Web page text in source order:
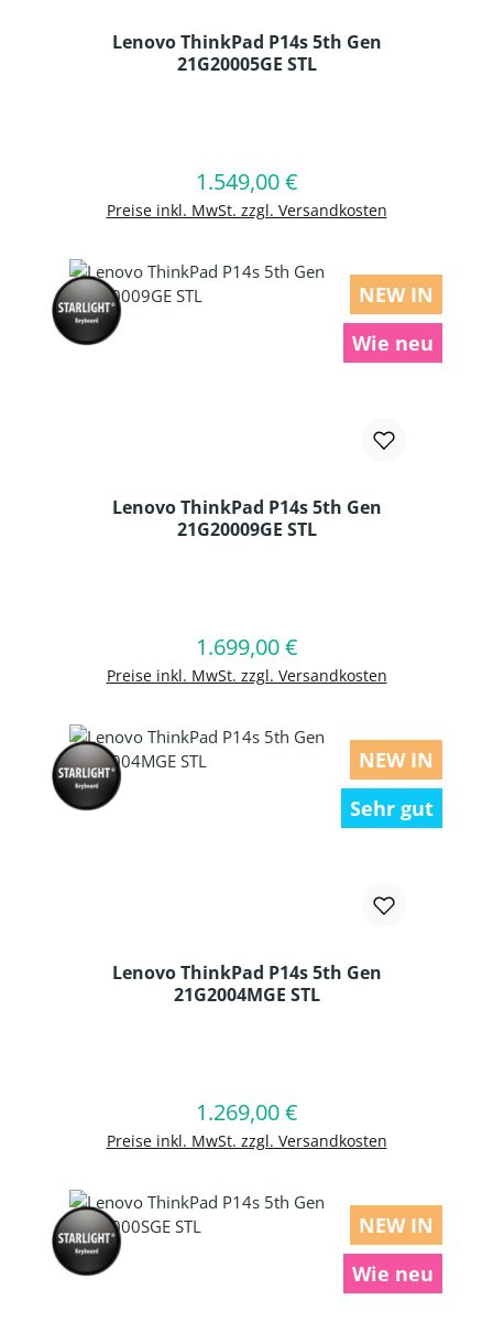
Lenovo ThinkPad P14s 5th Gen
21G20005GE STL
Regulärer Preis:
1.549,00 €
Preise inkl. MwSt. zzgl. Versandkosten
In den Warenkorb
NEW IN
Wie neu
Lenovo ThinkPad P14s 5th Gen
21G20009GE STL
Regulärer Preis:
1.699,00 €
Preise inkl. MwSt. zzgl. Versandkosten
In den Warenkorb
NEW IN
Sehr gut
Lenovo ThinkPad P14s 5th Gen
21G2004MGE STL
Regulärer Preis:
1.269,00 €
Preise inkl. MwSt. zzgl. Versandkosten
In den Warenkorb
NEW IN
Wie neu